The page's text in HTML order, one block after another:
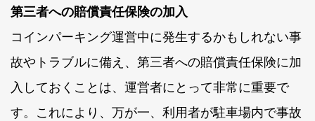
第三者への賠償責任保険の加入
コインパーキング運営中に発生するかもしれない事
故やトラブルに備え、第三者への賠償責任保険に加
入しておくことは、運営者にとって非常に重要で
す。これにより、万が一、利用者が駐車場内で事故